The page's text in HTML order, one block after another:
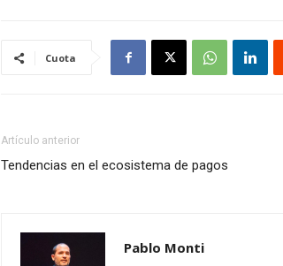
Cuota
Artículo anterior
Tendencias en el ecosistema de pagos
Pablo Monti